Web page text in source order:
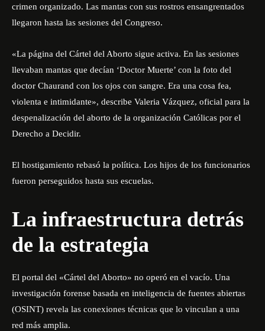
crimen organizado. Las mantas con sus rostros ensangrentados
llegaron hasta las sesiones del Congreso.
«La página del Cártel del Aborto sigue activa. En las sesiones
llevaban mantas que decían ‘Doctor Muerte’ con la foto del
doctor Chaurand con los ojos con sangre. Era una cosa fea,
violenta e intimidante», describe Valeria Vázquez, oficial para la
despenalización del aborto de la organización Católicas por el
Derecho a Decidir.
El hostigamiento rebasó la política. Los hijos de los funcionarios
fueron perseguidos hasta sus escuelas.
La infraestructura detrás
de la estrategia
El portal del «Cártel del Aborto» no operó en el vacío. Una
investigación forense basada en inteligencia de fuentes abiertas
(OSINT) revela las conexiones técnicas que lo vinculan a una
red más amplia.